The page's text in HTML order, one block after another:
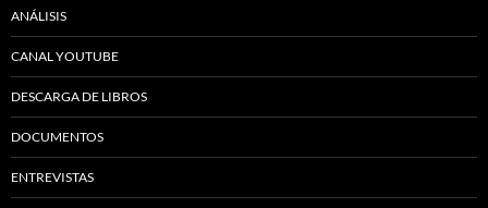
ANÁLISIS
CANAL YOUTUBE
DESCARGA DE LIBROS
DOCUMENTOS
ENTREVISTAS